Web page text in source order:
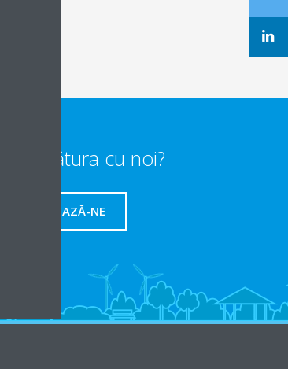
iei legătura cu noi?
CONTACTEAZĂ-NE